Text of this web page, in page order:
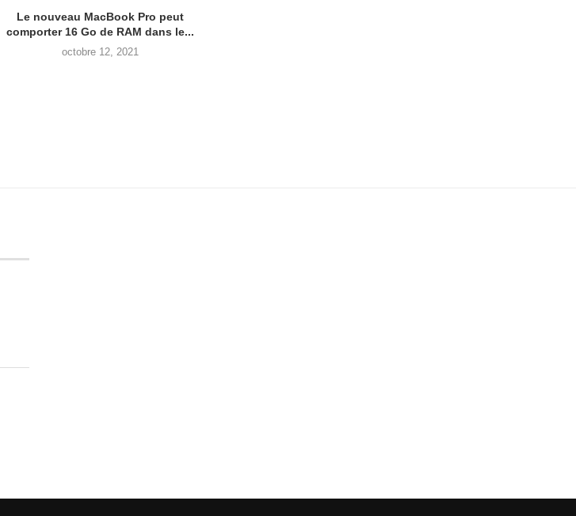
Le nouveau MacBook Pro peut
comporter 16 Go de RAM dans le...
octobre 12, 2021